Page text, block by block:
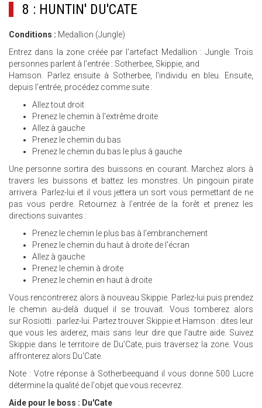
8 : HUNTIN' DU'CATE
Conditions : Medallion (Jungle)
Entrez dans la zone créée par l'artefact Medallion : Jungle. Trois
personnes parlent à l'entrée : Sotherbee, Skippie, and
Hamson. Parlez ensuite à Sotherbee, l'individu en bleu. Ensuite,
depuis l'entrée, procédez comme suite :
Allez tout droit
Prenez le chemin à l'extrême droite
Allez à gauche
Prenez le chemin du bas
Prenez le chemin du bas le plus à gauche
Une personne sortira des buissons en courant. Marchez alors à
travers les buissons et battez les monstres. Un pingouin pirate
arrivera. Parlez-lui et il vous jettera un sort vous permettant de ne
pas vous perdre. Retournez à l'entrée de la forêt et prenez les
directions suivantes :
Prenez le chemin le plus bas à l'embranchement
Prenez le chemin du haut à droite de l'écran
Allez à gauche
Prenez le chemin à droite
Prenez le chemin en haut à droite
Vous rencontrerez alors à nouveau Skippie. Parlez-lui puis prendez
le chemin au-delà duquel il se trouvait. Vous tomberez alors
sur Rosiotti : parlez-lui. Partez trouver Skippie et Hamson : dites leur
que vous les aiderez, mais sans leur dire que l'autre aide. Suivez
Skippie dans le territoire de Du'Cate, puis traversez la zone. Vous
affronterez alors Du'Cate.
Note : Votre réponse à Sotherbeequand il vous donne 500 Lucre
détermine la qualité de l'objet que vous recevrez.
Aide pour le boss : Du'Cate